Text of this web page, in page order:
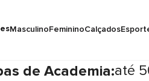
MasculinoFemininoCalçados
de Academia:até